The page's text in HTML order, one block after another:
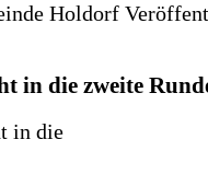
Holdorf
in die zweite